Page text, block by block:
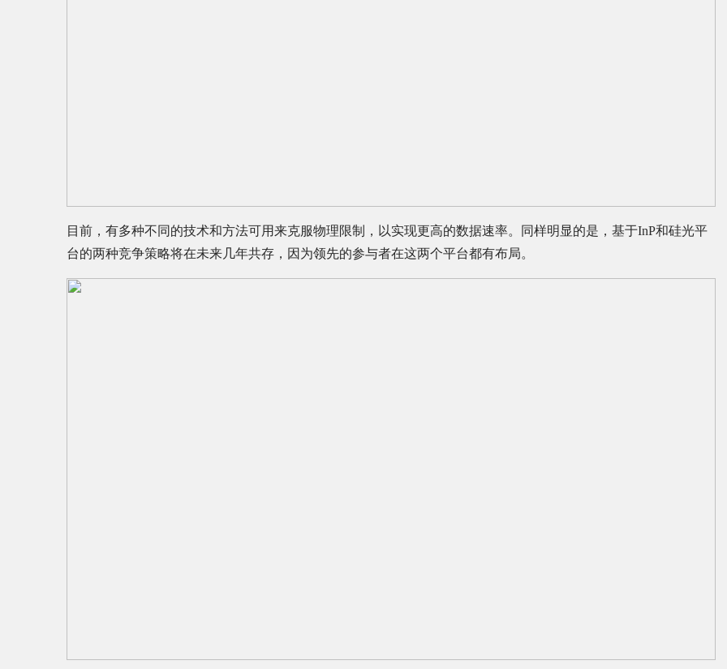
目前，有多种不同的技术和方法可用来克服物理限制，以实现更高的数据速率。同样明显的是，基于InP和硅光平
台的两种竞争策略将在未来几年共存，因为领先的参与者在这两个平台都有布局。